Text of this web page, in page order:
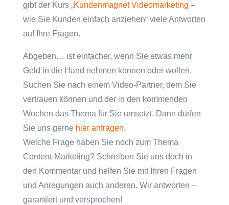
gibt der Kurs „Kundenmagnet Videomarketing –
wie Sie Kunden einfach anziehen“ viele Antworten
auf Ihre Fragen.
Abgeben… ist einfacher, wenn Sie etwas mehr
Geld in die Hand nehmen können oder wollen.
Suchen Sie nach einem Video-Partner, dem Sie
vertrauen können und der in den kommenden
Wochen das Thema für Sie umsetzt. Dann dürfen
Sie uns gerne hier anfragen.
Welche Frage haben Sie noch zum Thema
Content-Marketing? Schreiben Sie uns doch in
den Kommentar und helfen Sie mit Ihren Fragen
und Anregungen auch anderen. Wir antworten –
garantiert und versprochen!